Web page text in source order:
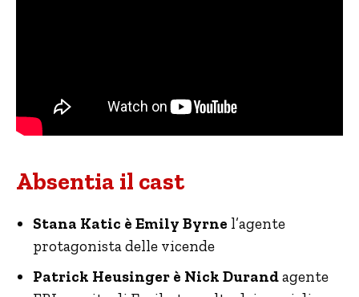
Absentia il cast
Stana Katic è Emily Byrne l’agente
protagonista delle vicende
Patrick Heusinger è Nick Durandagente